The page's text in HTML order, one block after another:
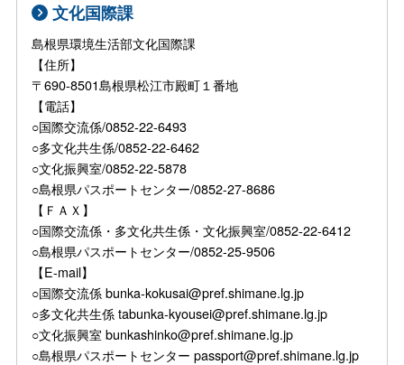
文化国際課
島根県環境生活部文化国際課
【住所】
〒690-8501島根県松江市殿町１番地
【電話】
○国際交流係/0852-22-6493
○多文化共生係/0852-22-6462
○文化振興室/0852-22-5878
○島根県パスポートセンター/0852-27-8686
【ＦＡＸ】
○国際交流係・多文化共生係・文化振興室/0852-22-6412
○島根県パスポートセンター/0852-25-9506
【E-mail】
○国際交流係 bunka-kokusai@pref.shimane.lg.jp
○多文化共生係 tabunka-kyousei@pref.shimane.lg.jp
○文化振興室 bunkashinko@pref.shimane.lg.jp
○島根県パスポートセンター passport@pref.shimane.lg.jp